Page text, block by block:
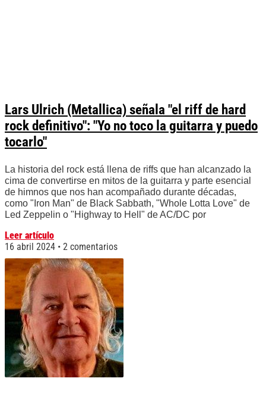
Lars Ulrich (Metallica) señala "el riff de hard
rock definitivo": "Yo no toco la guitarra y puedo
tocarlo"
La historia del rock está llena de riffs que han alcanzado la
cima de convertirse en mitos de la guitarra y parte esencial
de himnos que nos han acompañado durante décadas,
como "Iron Man" de Black Sabbath, "Whole Lotta Love" de
Led Zeppelin o "Highway to Hell" de AC/DC por
Leer artículo
16 abril 2024
2 comentarios